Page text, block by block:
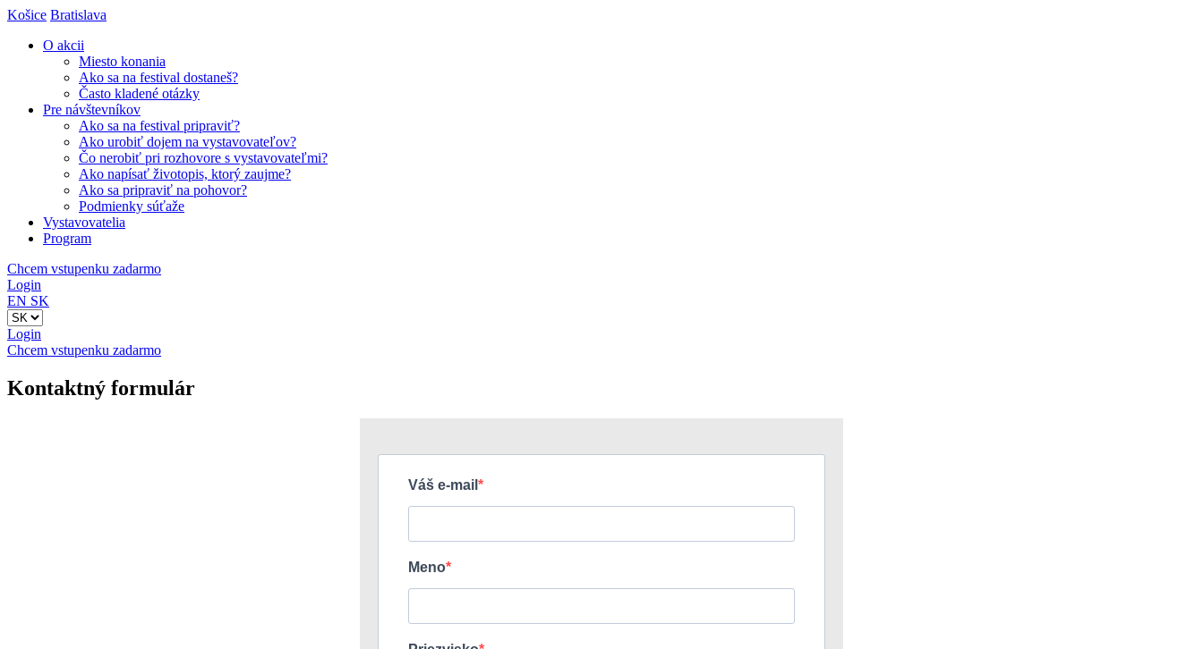
Košice Bratislava
O akcii
Miesto konania
Ako sa na festival dostaneš?
Často kladené otázky
Pre návštevníkov
Ako sa na festival pripraviť?
Ako urobiť dojem na vystavovateľov?
Čo nerobiť pri rozhovore s vystavovateľmi?
Ako napísať životopis, ktorý zaujme?
Ako sa pripraviť na pohovor?
Podmienky súťaže
Vystavovatelia
Program
Chcem vstupenku zadarmo
Login
EN SK
Login
Chcem vstupenku zadarmo
Kontaktný formulár